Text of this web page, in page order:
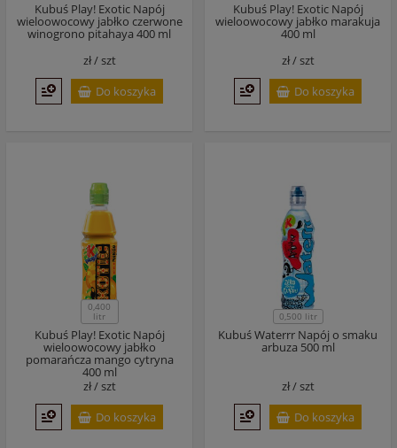
Kubuś Play! Exotic Napój
wieloowocowy jabłko czerwone
winogrono pitahaya 400 ml
zł /szt
Do koszyka
Kubuś Play! Exotic Napój
wieloowocowy jabłko marakuja
400 ml
zł /szt
Do koszyka
0,400
litr
Kubuś Play! Exotic Napój
wieloowocowy jabłko
pomarańcza mango cytryna
400 ml
zł /szt
Do koszyka
0,500 litr
Kubuś Waterrr Napój o smaku
arbuza 500 ml
zł /szt
Do koszyka